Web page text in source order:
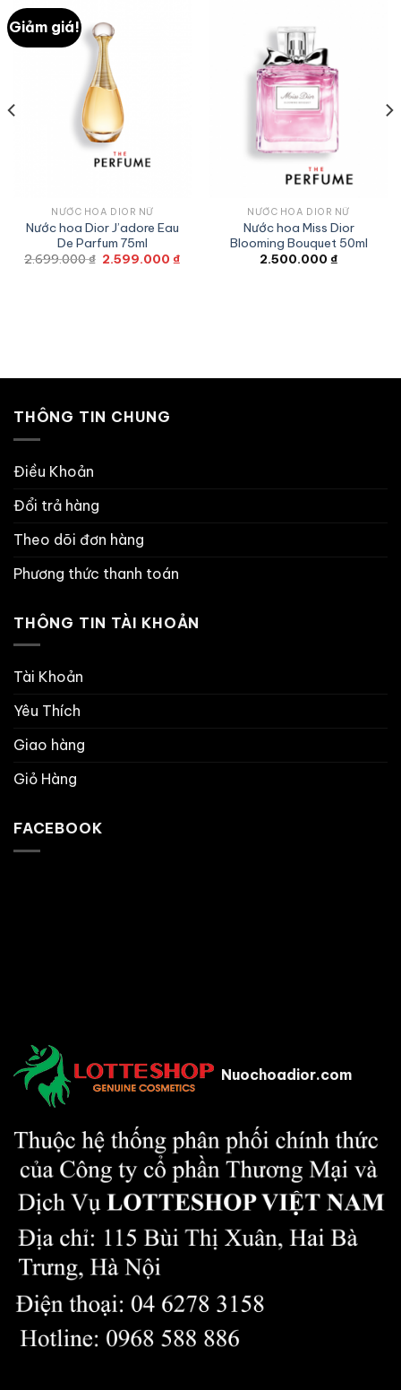
Giảm giá!
NƯỚC HOA DIOR NỮ
Nước hoa Dior J’adore Eau
De Parfum 75ml
2.699.000₫ Giá
2.599.000₫
NƯỚC HOA DIOR NỮ
Nước hoa Miss Dior
Blooming Bouquet 50ml
2.500.000 ₫
THÔNG TIN CHUNG
Điều Khoản
Đổi trả hàng
Theo dõi đơn hàng
Phương thức thanh toán
THÔNG TIN TÀI KHOẢN
Tài Khoản
Yêu Thích
Giao hàng
Giỏ Hàng
FACEBOOK
Nuochoadior.com